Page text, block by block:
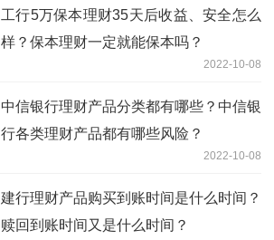
工行5万保本理财35天后收益、安全怎么
样？保本理财一定就能保本吗？
2022-10-08
中信银行理财产品分类都有哪些？中信银
行各类理财产品都有哪些风险？
2022-10-08
建行理财产品购买到账时间是什么时间？
赎回到账时间又是什么时间？